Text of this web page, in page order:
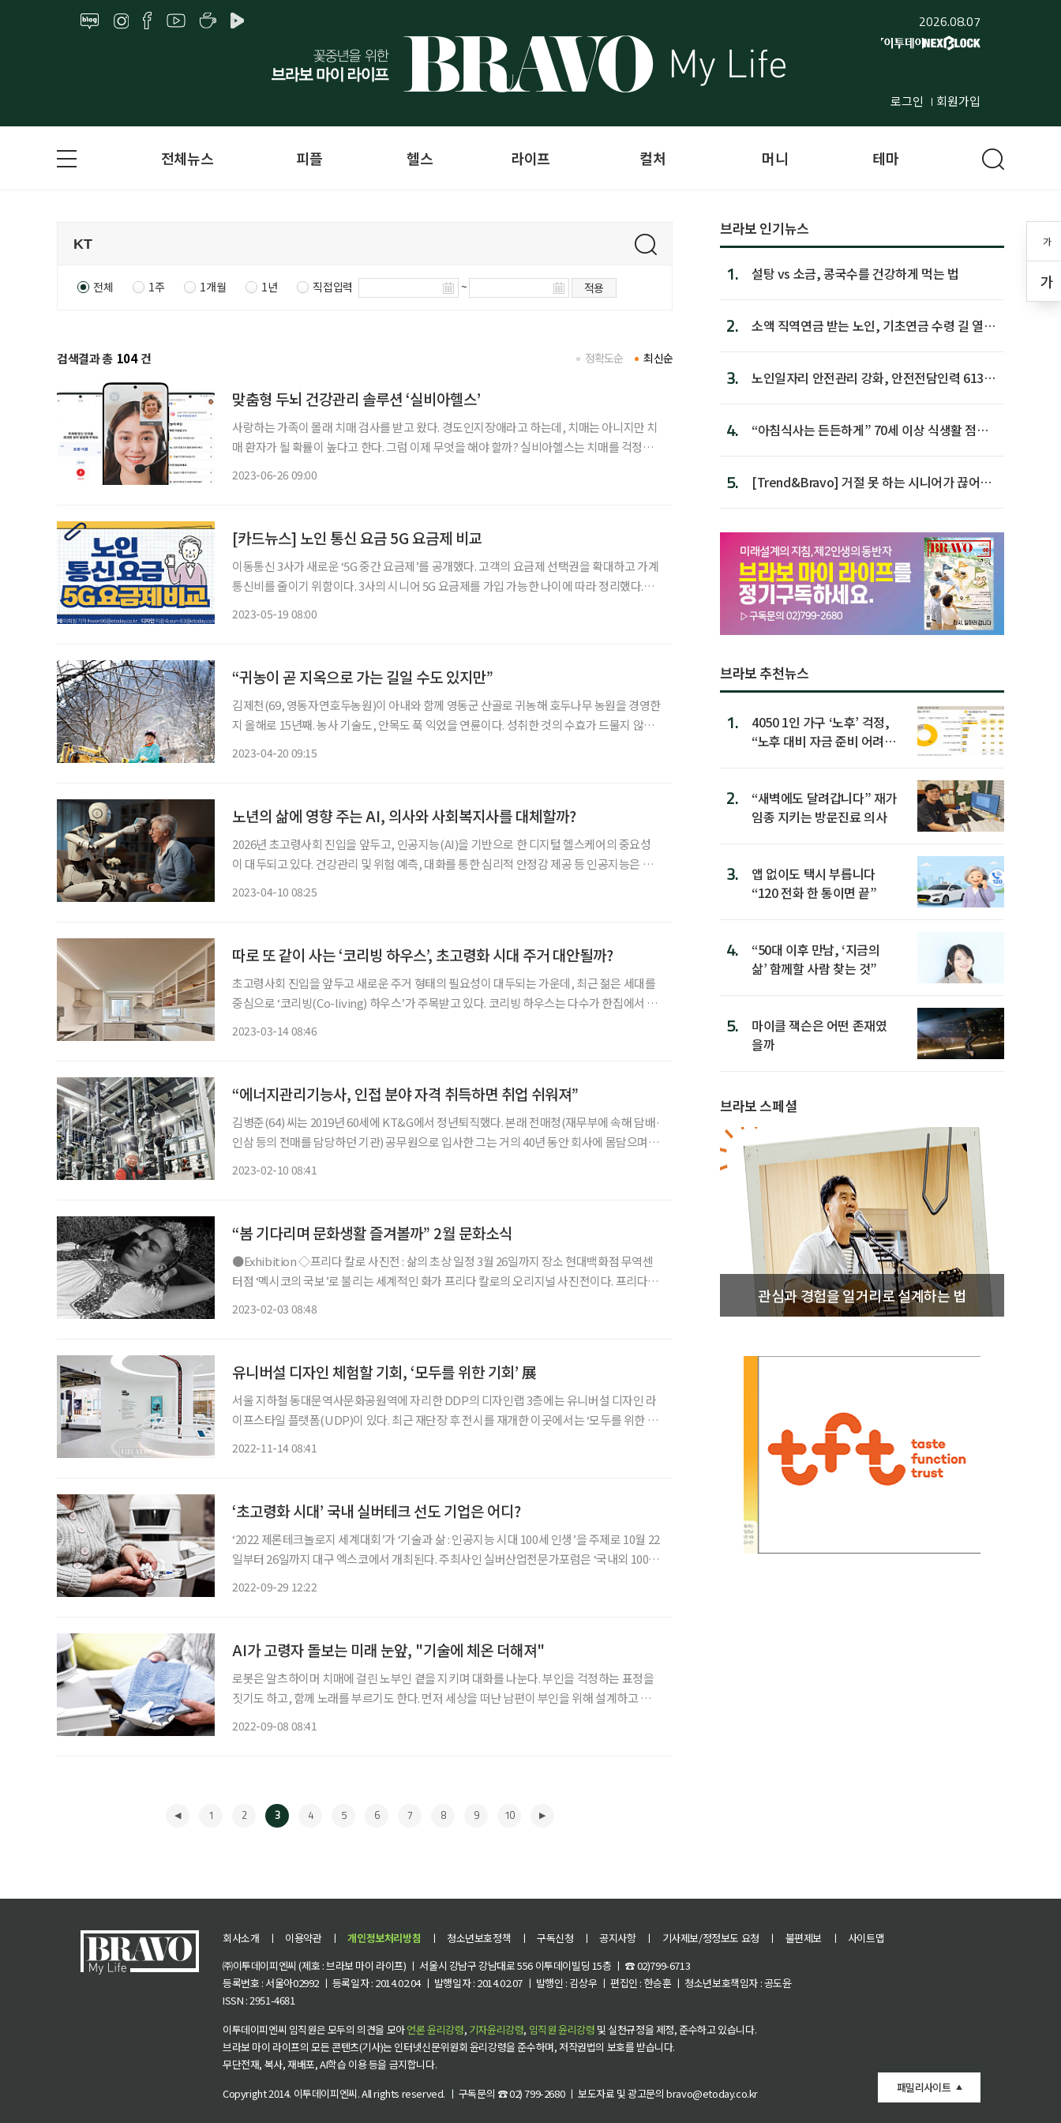
2026.08.07
로그인 회원가입
가
가
전체뉴스 피플 헬스 라이프 컬처 머니 테마
전체 1주 1개월 1년 직접입력 ~ 적용
검색결과 총 104 건 최신순
정확도순
맞춤형 두뇌 건강관리 솔루션 ‘실비아헬스’
사랑하는 가족이 몰래 치매 검사를 받고 왔다. 경도인지장애라고 하는데, 치매는 아니지만 치
매 환자가 될 확률이 높다고 한다. 그럼 이제 무엇을 해야 할까? 실비아헬스는 치매를 걱정하
2023-06-26 09:00
[카드뉴스] 노인 통신 요금 5G 요금제 비교
이동통신 3사가 새로운 ‘5G 중간 요금제’를 공개했다. 고객의 요금제 선택권을 확대하고 가계
통신비를 줄이기 위함이다. 3사의 시니어 5G 요금제를 가입 가능한 나이에 따라 정리했다.
2023-05-19 08:00
“귀농이 곧 지옥으로 가는 길일 수도 있지만”
김제천(69, 영동자연호두농원)이 아내와 함께 영동군 산골로 귀농해 호두나무 농원을 경영한
지 올해로 15년째. 농사 기술도, 안목도 푹 익었을 연륜이다. 성취한 것의 수효가 드물지 않을
2023-04-20 09:15
노년의 삶에 영향 주는 AI, 의사와 사회복지사를 대체할까?
2026년 초고령사회 진입을 앞두고, 인공지능(AI)을 기반으로 한 디지털 헬스케어의 중요성
이 대두되고 있다. 건강관리 및 위험 예측, 대화를 통한 심리적 안정감 제공 등 인공지능은 노
2023-04-10 08:25
따로 또 같이 사는 ‘코리빙 하우스’, 초고령화 시대 주거 대안될까?
초고령사회 진입을 앞두고 새로운 주거 형태의 필요성이 대두되는 가운데, 최근 젊은 세대를
중심으로 ‘코리빙(Co-living) 하우스’가 주목받고 있다. 코리빙 하우스는 다수가 한집에서 살
2023-03-14 08:46
“에너지관리기능사, 인접 분야 자격 취득하면 취업 쉬워져”
김병준(64) 씨는 2019년 60세에 KT&G에서 정년퇴직했다. 본래 전매청(재무부에 속해 담배·
인삼 등의 전매를 담당하던 기관) 공무원으로 입사한 그는 거의 40년 동안 회사에 몸담으며
2023-02-10 08:41
“봄 기다리며 문화생활 즐겨볼까” 2월 문화소식
●Exhibition ◇프리다 칼로 사진전 : 삶의 초상 일정 3월 26일까지 장소 현대백화점 무역센
터점 ‘멕시코의 국보’로 불리는 세계적인 화가 프리다 칼로의 오리지널 사진전이다. 프리다 칼
2023-02-03 08:48
유니버설 디자인 체험할 기회, ‘모두를 위한 기회’ 展
서울 지하철 동대문역사문화공원역에 자리한 DDP의 디자인랩 3층에는 유니버설 디자인 라
이프스타일 플랫폼(UDP)이 있다. 최근 재단장 후 전시를 재개한 이곳에서는 ‘모두를 위한 기
2022-11-14 08:41
‘초고령화 시대’ 국내 실버테크 선도 기업은 어디?
‘2022 제론테크놀로지 세계대회’가 ‘기술과 삶 : 인공지능 시대 100세 인생’을 주제로 10월 22
일부터 26일까지 대구 엑스코에서 개최된다. 주최사인 실버산업전문가포럼은 ‘국내외 100대
2022-09-29 12:22
AI가 고령자 돌보는 미래 눈앞, "기술에 체온 더해져"
로봇은 알츠하이머 치매에 걸린 노부인 곁을 지키며 대화를 나눈다. 부인을 걱정하는 표정을
짓기도 하고, 함께 노래를 부르기도 한다. 먼저 세상을 떠난 남편이 부인을 위해 설계하고 만
2022-09-08 08:41
1 2 3 4 5 6 7 8 9 10
브라보 인기뉴스
1. 설탕 vs 소금, 콩국수를 건강하게 먹는 법
2.
소액 직역연금 받는 노인, 기초연금 수령 길 열린
3.
노인일자리 안전관리 강화, 안전전담인력 613명
4.
“아침식사는 든든하게” 70세 이상 식생활 점수
5.
[Trend&Bravo] 거절 못 하는 시니어가 끊어야
브라보 추천뉴스
1.
4050 1인 가구 ‘노후’ 걱정,
“노후 대비 자금 준비 어려
2.
“새벽에도 달려갑니다” 재가
임종 지키는 방문진료 의사
3.
앱 없이도 택시 부릅니다
“120 전화 한 통이면 끝”
4.
“50대 이후 만남, ‘지금의
삶’ 함께할 사람 찾는 것”
5.
마이클 잭슨은 어떤 존재였
을까
브라보 스페셜
관심과 경험을 일거리로 설계하는 법
회사소개 ㅣ 이용약관 ㅣ 개인정보처리방침 ㅣ 청소년보호정책 ㅣ 구독신청 ㅣ 공지사항 ㅣ 기사제보/정정보도 요청 ㅣ 불편제보 ㅣ
사이트맵
㈜이투데이피엔씨 (제호 : 브라보 마이 라이프) ㅣ 서울시 강남구 강남대로 556 이투데이빌딩 15층 ㅣ ☎ 02)799-6713
등록번호 : 서울아02992 ㅣ 등록일자 : 2014.02.04 ㅣ 발행일자 : 2014.02.07 ㅣ 발행인 : 김상우 ㅣ 편집인 : 한승훈 ㅣ 청소년보호책임자 : 공도윤
ISSN : 2951-4681
이투데이피엔씨 임직원은 모두의 의견을 모아언론 윤리강령, 기자윤리강령, 임직원 윤리강령 및 실천규정을 제정, 준수하고 있습니다.
브라보 마이 라이프의 모든 콘텐츠(기사)는 인터넷신문위원회 윤리강령을 준수하며, 저작권법의 보호를 받습니다.
무단전재, 복사, 재배포, AI학습 이용 등을 금지합니다.
Copyright 2014. 이투데이피엔씨. All rights reserved. ㅣ 구독문의 ☎ 02) 799-2680 ㅣ 보도자료 및 광고문의 bravo@etoday.co.kr 패밀리사이트